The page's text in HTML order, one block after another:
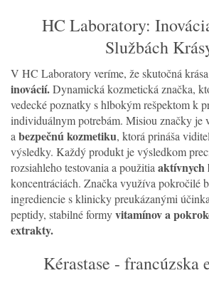
HC Laboratory:
Službách
V HC Laboratory veríme, že skutočná
inovácií.Dynamická kozmetická značka,
vedecké poznatky s hlbokým rešpektom k
individuálnym potrebám. Misiou značky je
a bezpečnú kozmetiku, ktorá prináša
výsledky. Každý produkt je výsledkom
rozsiahleho testovania a použitia aktívnych
koncentráciách. Značka využíva pokročilé
ingrediencie s klinicky preukázanými
peptidy, stabilné formyvitamínov a
extrakty.
Kérastase - francúzska